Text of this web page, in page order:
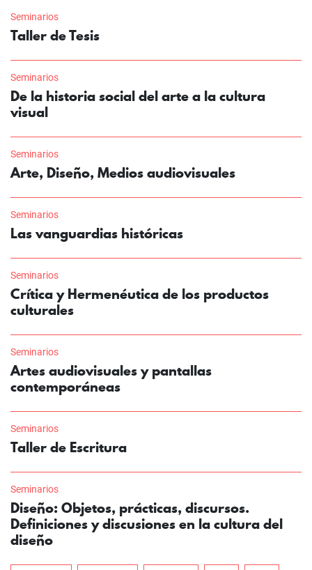
Seminarios
Taller de Tesis
Seminarios
De la historia social del arte a la cultura
visual
Seminarios
Arte, Diseño, Medios audiovisuales
Seminarios
Las vanguardias históricas
Seminarios
Crítica y Hermenéutica de los productos
culturales
Seminarios
Artes audiovisuales y pantallas
contemporáneas
Seminarios
Taller de Escritura
Seminarios
Diseño: Objetos, prácticas, discursos.
Definiciones y discusiones en la cultura del
diseño